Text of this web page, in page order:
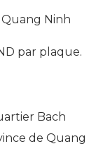
Quang Ninh
par plaque.
Bach
de Quang